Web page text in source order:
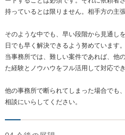
持っているとは限りません。相手方の主
そのような中でも、早い段階から見通し
日でも早く解決できるよう努めています。
当事務所では、難しい案件であれば、他
た経験とノウハウをフル活用して対応でき
他の事務所で断られてしまった場合でも
相談にいらしてください。